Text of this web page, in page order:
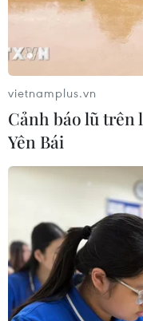
Các cuộc giao
300 người chết,
11/08/2019 10:51
Báo cáo sơ bộ của
vong và 260 người
giữa các lực lượng
phần tử ly khai tại
vietnamplus.vn
Cảnh báo lũ trên
Yên Bái